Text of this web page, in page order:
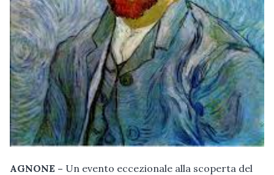
AGNONE – Un evento eccezionale alla scoperta del